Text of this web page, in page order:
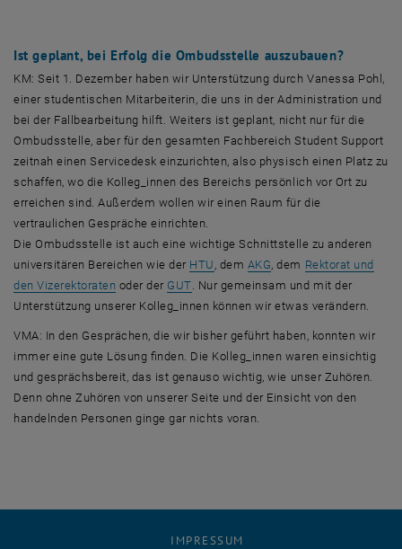
Ist geplant, bei Erfolg die Ombudsstelle auszubauen?
KM: Seit 1. Dezember haben wir Unterstützung durch Vanessa Pohl,
einer studentischen Mitarbeiterin, die uns in der Administration und
bei der Fallbearbeitung hilft. Weiters ist geplant, nicht nur für die
Ombudsstelle, aber für den gesamten FachbereichStudent Support
zeitnah einenServicedesk einzurichten, also physisch einen Platz zu
schaffen, wo die Kolleg_innen des Bereichs persönlich vor Ort zu
erreichen sind. Außerdem wollen wir einen Raum für die
vertraulichen Gespräche einrichten.
Die Ombudsstelle ist auch eine wichtige Schnittstelle zu anderen
universitären Bereichen wie der HTU , öffnet eine externe URL in
, dem AKG , dem Rektorat und
den Vizerektoraten oder der GUT, öffnet eine externe URL in einem
. Nur gemeinsam und mit der
Unterstützung unserer Kolleg_innen können wir etwas verändern.
VMA: In den Gesprächen, die wir bisher geführt haben, konnten wir
immer eine gute Lösung finden. Die Kolleg_innen waren einsichtig
und gesprächsbereit, das ist genauso wichtig, wie unser Zuhören.
Denn ohne Zuhören von unserer Seite und der Einsicht von den
handelnden Personen ginge gar nichts voran.
IMPRESSUM